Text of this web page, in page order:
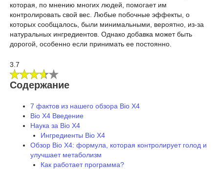
которая, по мнению многих людей, помогает им
контролировать свой вес. Любые побочные эффекты, о
которых сообщалось, были минимальными, вероятно, из-за
натуральных ингредиентов. Однако добавка может быть
дорогой, особенно если принимать ее постоянно.
3.7
Содержание
7 фактов из нашего обзора Bio X4
Bio X4 Введение
Наука за Bio X4
Ингредиенты Bio X4
Обзор Bio X4: формула, которая контролирует голод и
улучшает метаболизм
Как работает программа?